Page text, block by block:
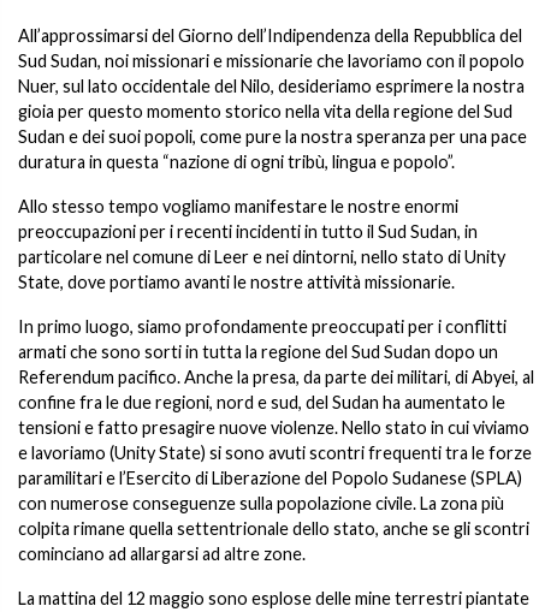
All’approssimarsi del Giorno dell’Indipendenza della Repubblica del
Sud Sudan, noi missionari e missionarie che lavoriamo con il popolo
Nuer, sul lato occidentale del Nilo, desideriamo esprimere la nostra
gioia per questo momento storico nella vita della regione del Sud
Sudan e dei suoi popoli, come pure la nostra speranza per una pace
duratura in questa “nazione di ogni tribù, lingua e popolo”.
Allo stesso tempo vogliamo manifestare le nostre enormi
preoccupazioni per i recenti incidenti in tutto il Sud Sudan, in
particolare nel comune di Leer e nei dintorni, nello stato di Unity
State, dove portiamo avanti le nostre attività missionarie.
In primo luogo, siamo profondamente preoccupati per i conflitti
armati che sono sorti in tutta la regione del Sud Sudan dopo un
Referendum pacifico. Anche la presa, da parte dei militari, di Abyei, al
confine fra le due regioni, nord e sud, del Sudan ha aumentato le
tensioni e fatto presagire nuove violenze. Nello stato in cui viviamo
e lavoriamo (Unity State) si sono avuti scontri frequenti tra le forze
paramilitari e l’Esercito di Liberazione del Popolo Sudanese (SPLA)
con numerose conseguenze sulla popolazione civile. La zona più
colpita rimane quella settentrionale dello stato, anche se gli scontri
cominciano ad allargarsi ad altre zone.
La mattina del 12 maggio sono esplose delle mine terrestri piantate